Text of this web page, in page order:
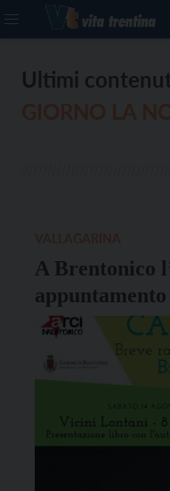
Ultimi
A Brentonico
rassegna su